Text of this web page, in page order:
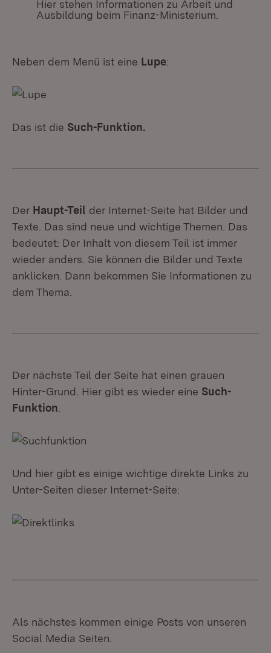
Hier stehen Informationen zu Arbeit und
Ausbildung beim Finanz-Ministerium.
Neben dem Menü ist eine Lupe:
Das ist die Such-Funktion.
Der Haupt-Teil der Internet-Seite hat Bilder und
Texte. Das sind neue und wichtige Themen. Das
bedeutet: Der Inhalt von diesem Teil ist immer
wieder anders. Sie können die Bilder und Texte
anklicken. Dann bekommen Sie Informationen zu
dem Thema.
Der nächste Teil der Seite hat einen grauen
Hinter-Grund. Hier gibt es wieder eine Such-
Funktion
Und hier gibt es einige wichtige direkte Links zu
Unter-Seiten dieser Internet-Seite:
Als nächstes kommen einige Posts von unseren
Social Media Seiten.